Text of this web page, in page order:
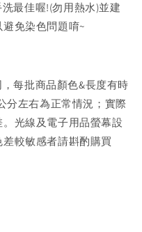
最佳喔!(勿用熱水)並建
免染色問題唷~
每批商品顏色&長度有時
分左右為正常情況；實際
光線及電子用品螢幕設
較敏感者請斟酌購買